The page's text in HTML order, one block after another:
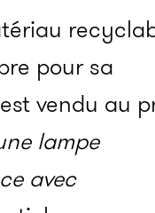
pour sa
vendu au
lampe
avec